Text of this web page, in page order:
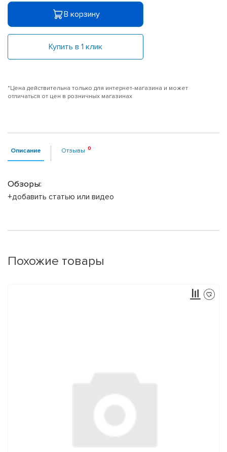
В корзину
Купить в 1 клик
*Цена действительна только для интернет-магазина и может
отличаться от цен в розничных магазинах
Описание Отзывы
Обзоры:
+добавить статью или видео
Похожие товары